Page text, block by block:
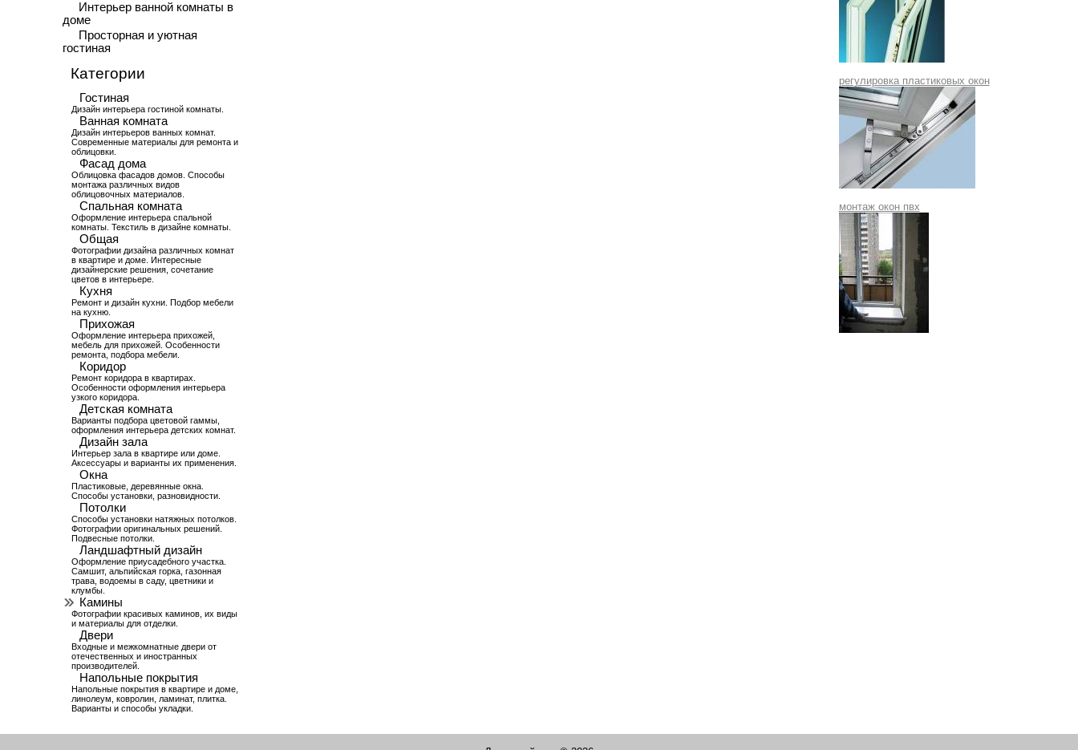
Интерьер ванной комнаты в
доме
Просторная и уютная
гостиная
Категории
Гостиная
Дизайн интерьера гостиной комнаты.
Ванная комната
Дизайн интерьеров ванных комнат.
Современные материалы для ремонта и
облицовки.
Фасад дома
Облицовка фасадов домов. Способы
монтажа различных видов
облицовочных материалов.
Спальная комната
Оформление интерьера спальной
комнаты. Текстиль в дизайне комнаты.
Общая
Фотографии дизайна различных комнат
в квартире и доме. Интересные
дизайнерские решения, сочетание
цветов в интерьере.
Кухня
Ремонт и дизайн кухни. Подбор мебели
на кухню.
Прихожая
Оформление интерьера прихожей,
мебель для прихожей. Особенности
ремонта, подбора мебели.
Коридор
Ремонт коридора в квартирах.
Особенности оформления интерьера
узкого коридора.
Детская комната
Варианты подбора цветовой гаммы,
оформления интерьера детских комнат.
Дизайн зала
Интерьер зала в квартире или доме.
Аксессуары и варианты их применения.
Окна
Пластиковые, деревянные окна.
Способы установки, разновидности.
Потолки
Способы установки натяжных потолков.
Фотографии оригинальных решений.
Подвесные потолки.
Ландшафтный дизайн
Оформление приусадебного участка.
Самшит, альпийская горка, газонная
трава, водоемы в саду, цветники и
клумбы.
Камины
Фотографии красивых каминов, их виды
и материалы для отделки.
Двери
Входные и межкомнатные двери от
отечественных и иностранных
производителей.
Напольные покрытия
Напольные покрытия в квартире и доме,
линолеум, ковролин, ламинат, плитка.
Варианты и способы укладки.
регулировка пластиковых окон
монтаж окон пвх